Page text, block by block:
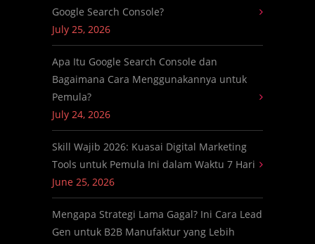
Google Search Console?
July 25, 2026
Apa Itu Google Search Console dan
Bagaimana Cara Menggunakannya untuk
Pemula?
July 24, 2026
Skill Wajib 2026: Kuasai Digital Marketing
Tools untuk Pemula Ini dalam Waktu 7 Hari
June 25, 2026
Mengapa Strategi Lama Gagal? Ini Cara Lead
Gen untuk B2B Manufaktur yang Lebih